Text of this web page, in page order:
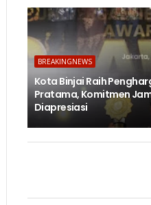
BREAKINGNEWS
Kota Binjai Raih
Pratama, Komitmen
Diapresiasi